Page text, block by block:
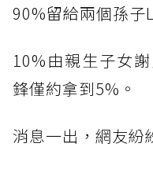
90%留給兩個孫子
10%由親生子女
鋒僅約拿到5%。
消息一出，網友紛